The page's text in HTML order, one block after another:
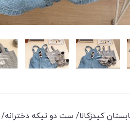
کیدزکالا/ ست دو تیکه دخترانه/